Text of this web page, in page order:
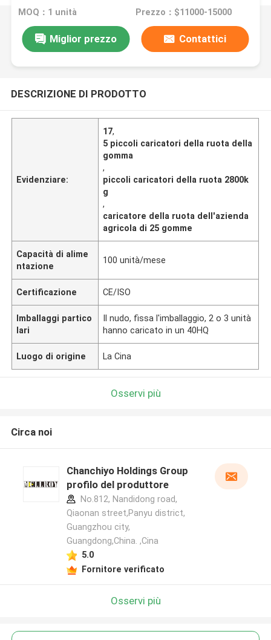
spala 2800-3000 chilogrammi Rate Load
MOQ：1 unità Prezzo：$11000-15000
Miglior prezzo Contattici
DESCRIZIONE DI PRODOTTO
Evidenziare:
17,
5 piccoli caricatori della ruota della
gomma
,
piccoli caricatori della ruota 2800k
g
,
caricatore della ruota dell'azienda
agricola di 25 gomme
Capacità di alime
ntazione
100 unità/mese
Certificazione CE/ISO
Imballaggi partico
lari
Il nudo, fissa l'imballaggio, 2 o 3 unità
hanno caricato in un 40HQ
Luogo di origine La Cina
Osservi più
Circa noi
Chanchiyo Holdings Group
profilo del produttore
No.812, Nandidong road,
Qiaonan street,Panyu district,
Guangzhou city,
Guangdong,China. ,Cina
5.0
Fornitore verificato
Osservi più